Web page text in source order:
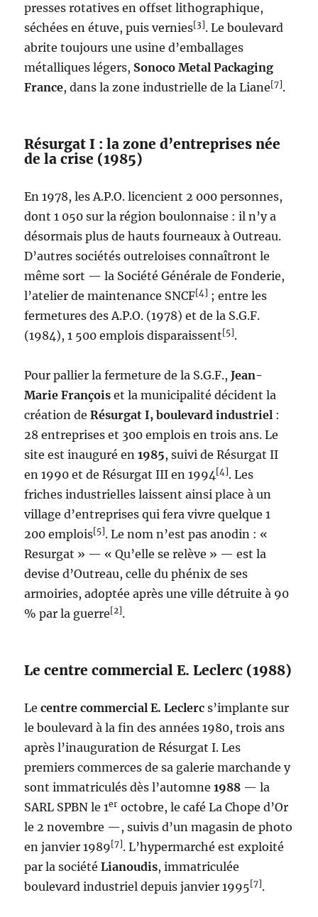
presses rotatives en offset lithographique,
séchées en étuve, puis vernies[3]. Le boulevard
abrite toujours une usine d’emballages
métalliques légers, Sonoco Metal Packaging
France, dans la zone industrielle de la Liane[7].
Résurgat I : la zone d’entreprises née
de la crise (1985)
En 1978, les A.P.O. licencient 2 000 personnes,
dont 1 050 sur la région boulonnaise : il n’y a
désormais plus de hauts fourneaux à Outreau.
D’autres sociétés outreloises connaîtront le
même sort — la Société Générale de Fonderie,
l’atelier de maintenance SNCF[4] ; entre les
fermetures des A.P.O. (1978) et de la S.G.F.
(1984), 1 500 emplois disparaissent[5].
Pour pallier la fermeture de la S.G.F.,Jean-
Marie François et la municipalité décident la
création deRésurgat I, boulevard industriel :
28 entreprises et 300 emplois en trois ans. Le
site est inauguré en1985, suivi de Résurgat II
en 1990 et de Résurgat III en 1994[4]. Les
friches industrielles laissent ainsi place à un
village d’entreprises qui fera vivre quelque 1
200 emplois[5]. Le nom n’est pas anodin : «
Resurgat » — « Qu’elle se relève » — est la
devise d’Outreau, celle du phénix de ses
armoiries, adoptée après une ville détruite à 90
% par la guerre[2].
Le centre commercial E. Leclerc (1988)
Lecentre commercial E. Leclerc s’implante sur
le boulevard à la fin des années 1980, trois ans
après l’inauguration de Résurgat I. Les
premiers commerces de sa galerie marchande y
sont immatriculés dès l’automne1988 — la
SARL SPBN le 1er octobre, le café La Chope d’Or
le 2 novembre —, suivis d’un magasin de photo
en janvier 1989[7]. L’hypermarché est exploité
par la sociétéLianoudis, immatriculée
boulevard industriel depuis janvier 1995[7].